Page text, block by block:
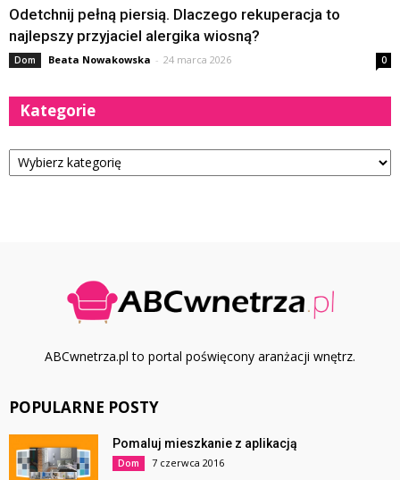
Odetchnij pełną piersią. Dlaczego rekuperacja to
najlepszy przyjaciel alergika wiosną?
Dom Beata Nowakowska - 24 marca 2026 0
Kategorie
Kategorie
ABCwnetrza.pl to portal poświęcony aranżacji wnętrz.
POPULARNE POSTY
Pomaluj mieszkanie z aplikacją
Dom 7 czerwca 2016